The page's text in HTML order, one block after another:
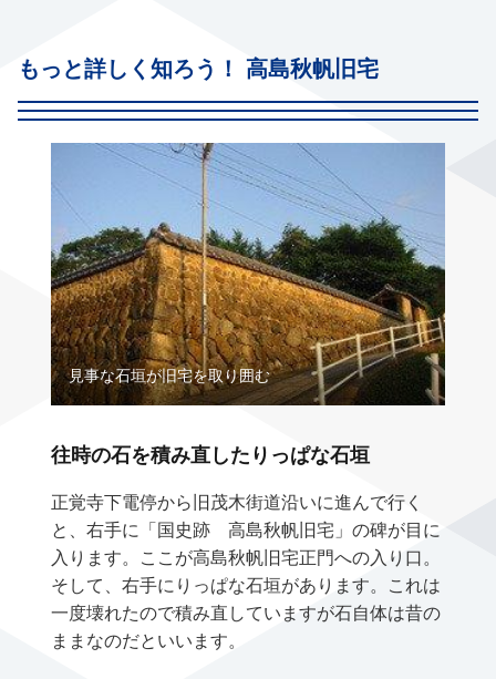
もっと詳しく知ろう！ 高島秋帆旧宅
見事な石垣が旧宅を取り囲む
往時の石を積み直したりっぱな石垣
正覚寺下電停から旧茂木街道沿いに進んで行く
と、右手に「国史跡 高島秋帆旧宅」の碑が目に
入ります。ここが高島秋帆旧宅正門への入り口。
そして、右手にりっぱな石垣があります。これは
一度壊れたので積み直していますが石自体は昔の
ままなのだといいます。